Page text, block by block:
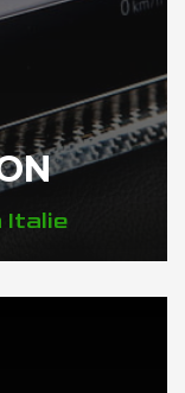
Italie